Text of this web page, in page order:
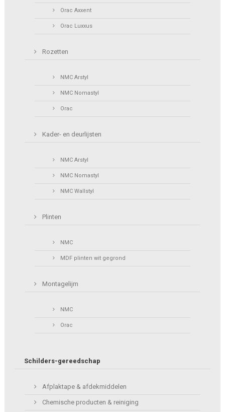
Orac Axxent
Orac Luxxus
Rozetten
NMC Arstyl
NMC Nomastyl
Orac
Kader- en deurlijsten
NMC Arstyl
NMC Nomastyl
NMC Wallstyl
Plinten
NMC
MDF plinten wit gegrond
Montagelijm
NMC
Orac
Schilders-gereedschap
Afplaktape & afdekmiddelen
Chemische producten & reiniging